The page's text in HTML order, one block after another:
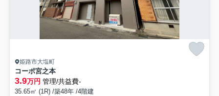
姫路市大塩町
コーポ宮之本
3.9万円 管理/共益費-
35.65㎡ (1R) /築48年 /4階建